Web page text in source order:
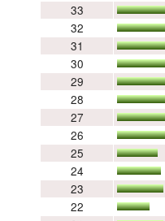
33
32
31
30
29
28
27
26
25
24
23
22